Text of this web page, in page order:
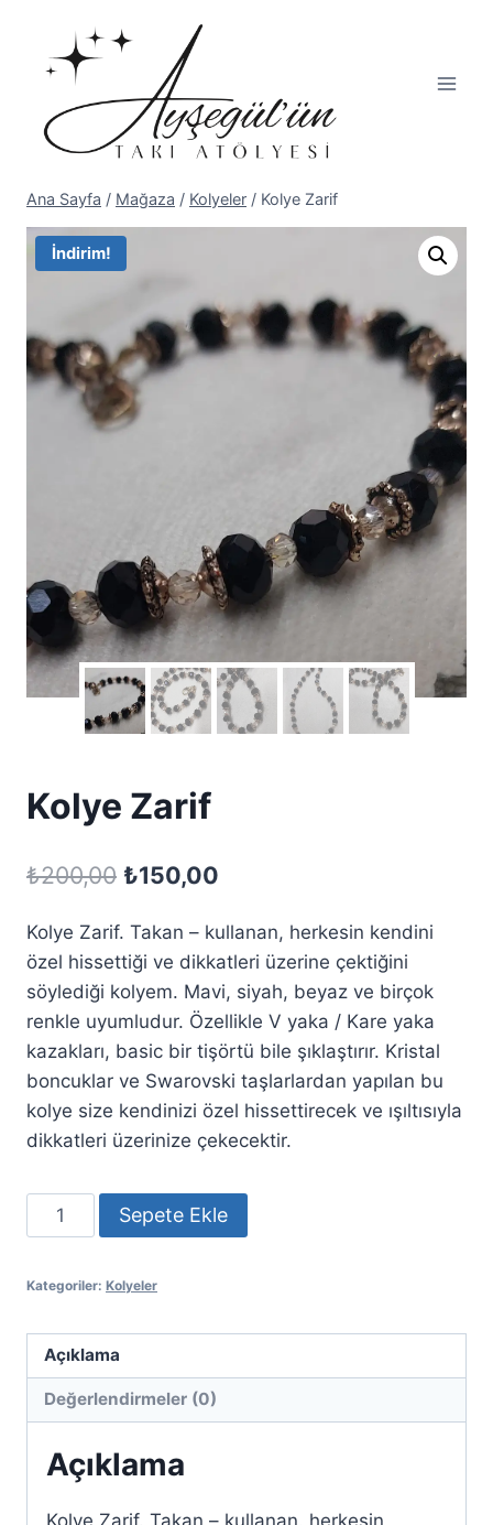
content
Ana Sayfa / Mağaza / Kolyeler / Kolye Zarif
İndirim!
Kolye Zarif
₺200,00 Orijinal
₺200,00.
₺150,00
fiyat:
₺150,00.
Kolye Zarif. Takan – kullanan, herkesin kendini
özel hissettiği ve dikkatleri üzerine çektiğini
söylediği kolyem. Mavi, siyah, beyaz ve birçok
renkle uyumludur. Özellikle V yaka / Kare yaka
kazakları, basic bir tişörtü bile şıklaştırır. Kristal
boncuklar ve Swarovski taşlarlardan yapılan bu
kolye size kendinizi özel hissettirecek ve ışıltısıyla
dikkatleri üzerinize çekecektir.
Kolye
Zarif
Sepete Ekle
Kategoriler: Kolyeler
Açıklama
Değerlendirmeler (0)
Açıklama